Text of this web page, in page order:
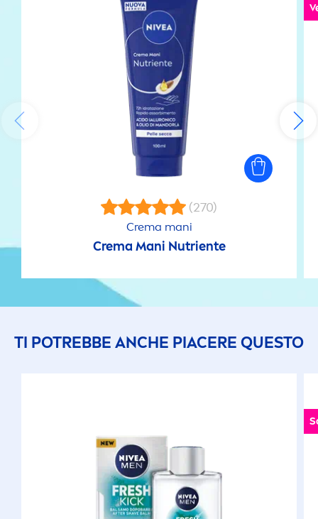
(270)
Crema mani
Crema Mani Nutriente
TI POTREBBE ANCHE PIACERE QUESTO